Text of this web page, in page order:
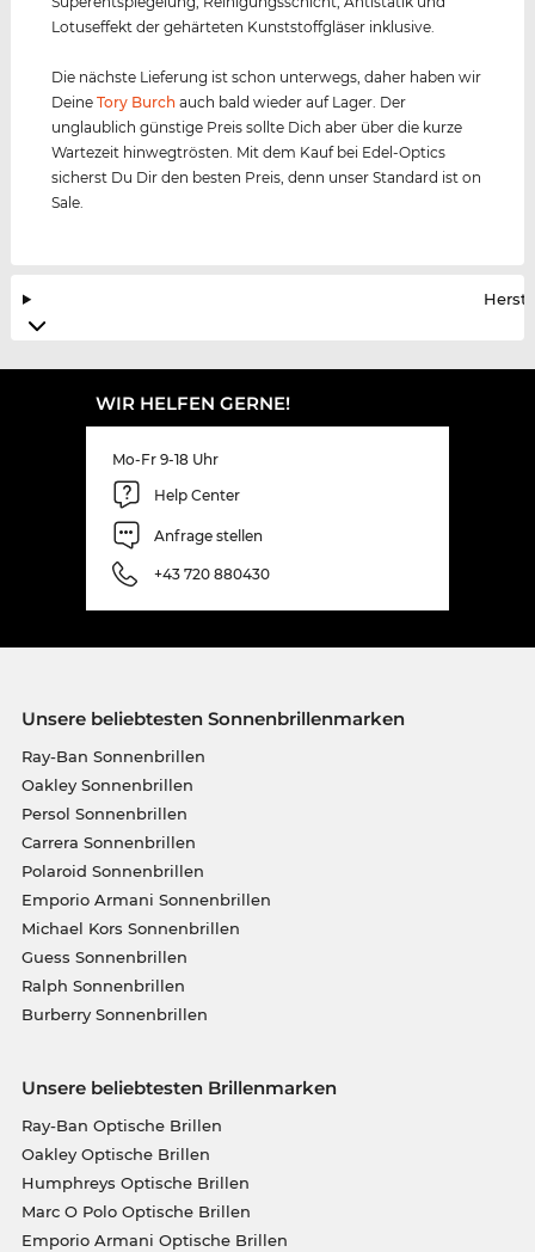
Lotuseffekt der gehärteten Kunststoffgläser inklusive.
Die nächste Lieferung ist schon unterwegs, daher haben wir
DeineTory Burch auch bald wieder auf Lager. Der
unglaublich günstige Preis sollte Dich aber über die kurze
Wartezeit hinwegtrösten. Mit dem Kauf bei Edel-Optics
sicherst Du Dir den besten Preis, denn unser Standard ist on
Sale.
WIR HELFEN GERNE!
Mo-Fr 9-18 Uhr
Help Center
Anfrage stellen
+43 720 880430
Unsere beliebtesten Sonnenbrillenmarken
Ray-Ban Sonnenbrillen
Oakley Sonnenbrillen
Persol Sonnenbrillen
Carrera Sonnenbrillen
Polaroid Sonnenbrillen
Emporio Armani Sonnenbrillen
Michael Kors Sonnenbrillen
Guess Sonnenbrillen
Ralph Sonnenbrillen
Burberry Sonnenbrillen
Unsere beliebtesten Brillenmarken
Ray-Ban Optische Brillen
Oakley Optische Brillen
Humphreys Optische Brillen
Marc O Polo Optische Brillen
Emporio Armani Optische Brillen